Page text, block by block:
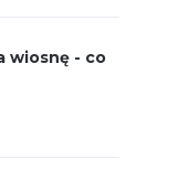
wiosnę - co